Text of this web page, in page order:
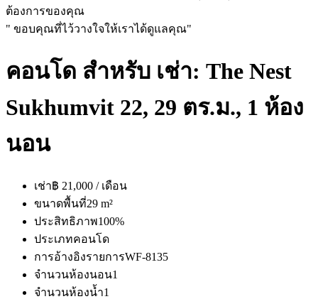
ต้องการของคุณ
" ขอบคุณที่ไว้วางใจให้เราได้ดูแลคุณ"
คอนโด สำหรับ เช่า: The Nest
Sukhumvit 22, 29 ตร.ม., 1 ห้อง
นอน
เช่า฿ 21,000 / เดือน
ขนาดพื้นที่29 m²
ประสิทธิภาพ100%
ประเภทคอนโด
การอ้างอิงรายการWF-8135
จำนวนห้องนอน1
จำนวนห้องน้ำ1